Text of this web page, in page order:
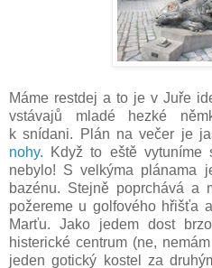
Máme restdej a to je v Juře
vstávajů mladé hezké
k snídani. Plán na večer je
nohy. Když to eště vytuníme
nebylo! S velkýma plánama
bazénu. Stejně poprchává a
požereme u golfového hřišťa
Marťu. Jako jedem dost
histerické centrum (ne,
jeden gotický kostel za